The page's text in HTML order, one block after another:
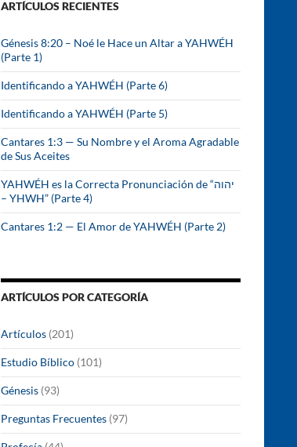
r
ARTÍCULOS RECIENTES
Génesis 8:20 – Noé le Hace un Altar a YAHWÉH
(Parte 1)
Identificando a YAHWÉH (Parte 6)
Identificando a YAHWÉH (Parte 5)
Cantares 1:3 — Su Nombre y el Aroma Agradable
de Sus Aceites
YAHWÉH es la Correcta Pronunciación de “יהוה
– YHWH” (Parte 4)
Cantares 1:2 — El Amor de YAHWÉH (Parte 2)
ARTÍCULOS POR CATEGORÍA
Artículos (201)
Estudio Bíblico (101)
Génesis (93)
Preguntas Frecuentes (97)